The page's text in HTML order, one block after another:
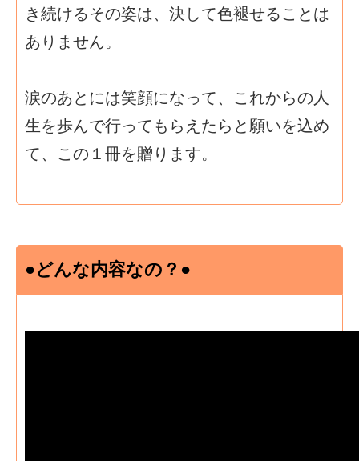
き続けるその姿は、決して色褪せることは
ありません。
涙のあとには笑顔になって、これからの人
生を歩んで行ってもらえたらと願いを込め
て、この１冊を贈ります。
●どんな内容なの？●